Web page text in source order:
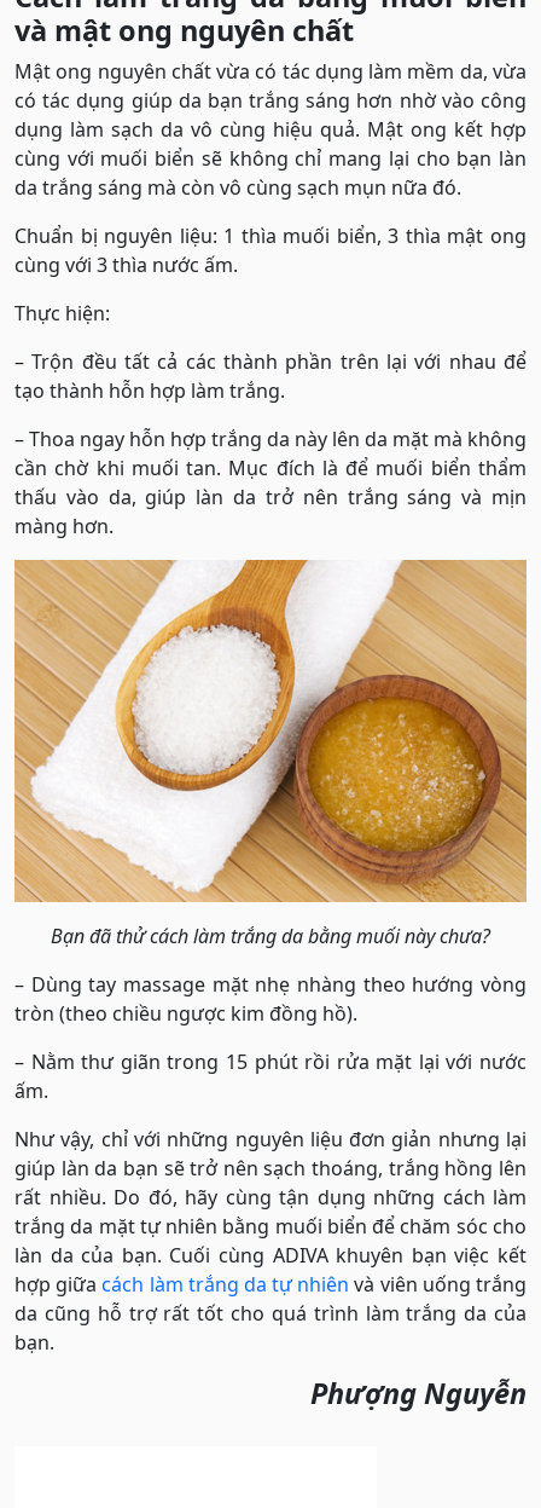
và mật ong nguyên chất
Mật ong nguyên chất vừa có tác dụng làm mềm da, vừa
có tác dụng giúp da bạn trắng sáng hơn nhờ vào công
dụng làm sạch da vô cùng hiệu quả. Mật ong kết hợp
cùng với muối biển sẽ không chỉ mang lại cho bạn làn
da trắng sáng mà còn vô cùng sạch mụn nữa đó.
Chuẩn bị nguyên liệu: 1 thìa muối biển, 3 thìa mật ong
cùng với 3 thìa nước ấm.
Thực hiện:
– Trộn đều tất cả các thành phần trên lại với nhau để
tạo thành hỗn hợp làm trắng.
– Thoa ngay hỗn hợp trắng da này lên da mặt mà không
cần chờ khi muối tan. Mục đích là để muối biển thẩm
thấu vào da, giúp làn da trở nên trắng sáng và mịn
màng hơn.
Bạn đã thử cách làm trắng da bằng muối này chưa?
– Dùng tay massage mặt nhẹ nhàng theo hướng vòng
tròn (theo chiều ngược kim đồng hồ).
– Nằm thư giãn trong 15 phút rồi rửa mặt lại với nước
ấm.
Như vậy, chỉ với những nguyên liệu đơn giản nhưng lại
giúp làn da bạn sẽ trở nên sạch thoáng, trắng hồng lên
rất nhiều. Do đó, hãy cùng tận dụng những cách làm
trắng da mặt tự nhiên bằng muối biển để chăm sóc cho
làn da của bạn. Cuối cùng ADIVA khuyên bạn việc kết
hợp giữacách làm trắng da tự nhiên và viên uống trắng
da cũng hỗ trợ rất tốt cho quá trình làm trắng da của
bạn.
Phượng Nguyễn